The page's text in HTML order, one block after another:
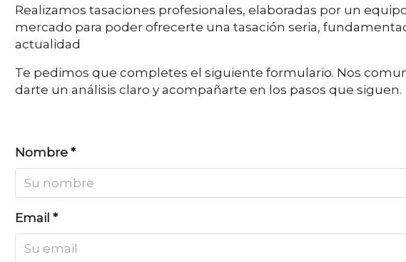
Realizamos tasaciones profesionales, elaboradas por un
mercado para poder ofrecerte una tasación seria,
actualidad
Te pedimos que completes el siguiente formulario. Nos
darte un análisis claro y acompañarte en los pasos que siguen.
Nombre *
Email *